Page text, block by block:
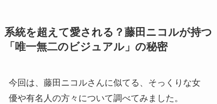
系統を超えて愛される？藤田ニコルが持つ
「唯一無二のビジュアル」の秘密
今回は、藤田ニコルさんに似てる、そっくりな女
優や有名人の方々について調べてみました。